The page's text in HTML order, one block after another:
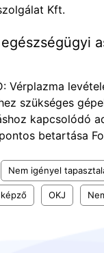
Kft.
Vérplazma
szükséges
kapcsolódó
betartása
Nem igényel
OKJ